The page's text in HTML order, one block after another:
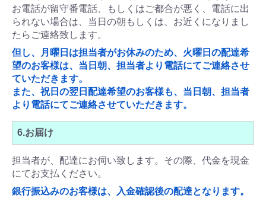
お電話が留守番電話、もしくはご都合が悪く、電話に出
られない場合は、当日の朝もしくは、お近くになりまし
たらご連絡致します。
但し、月曜日は担当者がお休みのため、火曜日の配達希
望のお客様は、当日朝、担当者より電話にてご連絡させ
ていただきます。
また、祝日の翌日配達希望のお客様も、当日朝、担当者
より電話にてご連絡させていただきます。
6.お届け
担当者が、配達にお伺い致します。その際、代金を現金
にてお支払ください。
銀行振込みのお客様は、入金確認後の配達となります。